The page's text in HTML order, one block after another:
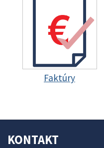
Faktúry
KONTAKT